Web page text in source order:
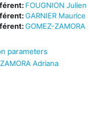
FOUGNION Julien
GARNIER Maurice
GOMEZ-ZAMORA
parameters
Adriana